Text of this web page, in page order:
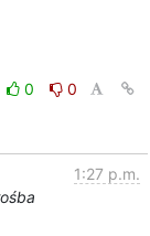
0
0
1:27 p.m.